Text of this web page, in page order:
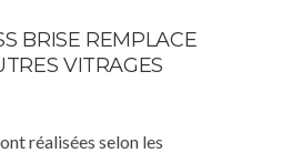
BRISE REMPLACE
VITRAGES
réalisées selon les